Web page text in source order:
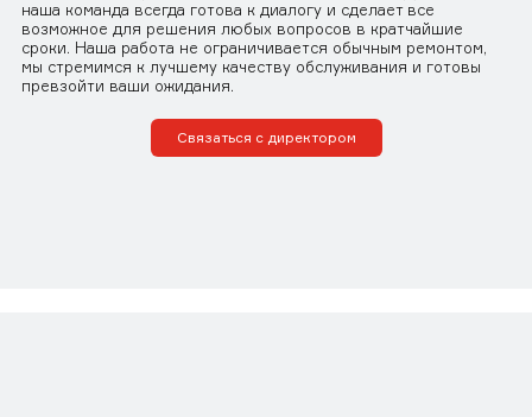
наша команда всегда готова к диалогу и сделает все
возможное для решения любых вопросов в кратчайшие
сроки. Наша работа не ограничивается обычным ремонтом,
мы стремимся к лучшему качеству обслуживания и готовы
превзойти ваши ожидания.
Связаться с директором